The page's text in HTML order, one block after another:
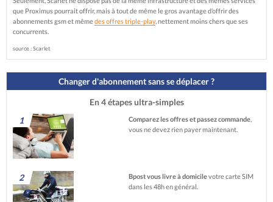
que Proximus pourrait offrir, mais à tout de même le gros avantage d’offrir des
abonnements gsm et mêmedes offres triple-play, nettement moins chers que ses
concurrents.
source : Scarlet
Changer d'abonnement sans se déplacer ?
En 4 étapes ultra-simples
1
Comparez les offres et passez commande,
vous ne devez rien payer maintenant.
2 Bpost vous livre à domicilevotre carte SIM
dans les 48h en général.